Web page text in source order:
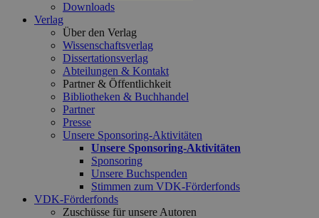
Downloads
Verlag
Über den Verlag
Wissenschaftsverlag
Dissertationsverlag
Abteilungen & Kontakt
Partner & Öffentlichkeit
Bibliotheken & Buchhandel
Partner
Presse
Unsere Sponsoring-Aktivitäten
Unsere Sponsoring-Aktivitäten
Sponsoring
Unsere Buchspenden
Stimmen zum VDK-Förderfonds
VDK-Förderfonds
Zuschüsse für unsere Autoren